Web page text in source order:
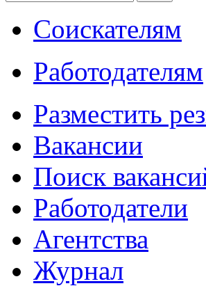
Соискателям
Работодателям
Разместить
Вакансии
Поиск
Работодатели
Агентства
Журнал